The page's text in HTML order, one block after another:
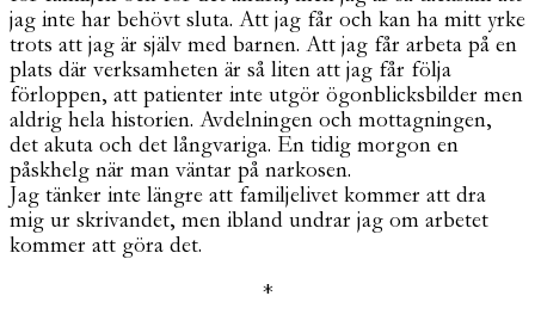
jag inte har behövt sluta. Att jag får och kan ha mitt yrke
trots att jag är själv med barnen. Att jag får arbeta på en
plats där verksamheten är så liten att jag får följa
förloppen, att patienter inte utgör ögonblicksbilder men
aldrig hela historien. Avdelningen och mottagningen,
det akuta och det långvariga. En tidig morgon en
påskhelg när man väntar på narkosen.
Jag tänker inte längre att familjelivet kommer att dra
mig ur skrivandet, men ibland undrar jag om arbetet
kommer att göra det.
*